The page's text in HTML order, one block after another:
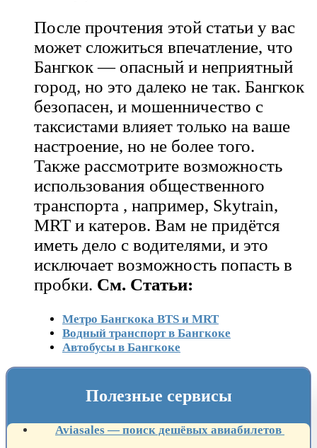
После прочтения этой статьи у вас
может сложиться впечатление, что
Бангкок — опасный и неприятный
город, но это далеко не так. Бангкок
безопасен, и мошенничество с
таксистами влияет только на ваше
настроение, но не более того.
Также рассмотрите возможность
использования общественного
транспорта , например, Skytrain,
MRT и катеров. Вам не придётся
иметь дело с водителями, и это
исключает возможность попасть в
пробки. См. Статьи:
Метро Бангкока BTS и MRT
Водный транспорт в Бангкоке
Автобусы в Бангкоке
Полезные сервисы
Aviasales — поиск дешёвых авиабилетов